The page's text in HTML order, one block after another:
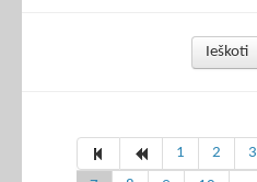
Ieškoti
1 2 3